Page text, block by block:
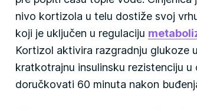
nivo kortizola u telu dostiže svoj
koji je uključen u regulaciju
Kortizol aktivira razgradnju glukoze
kratkotrajnu insulinsku rezistenciju u
doručkovati 60 minuta nakon